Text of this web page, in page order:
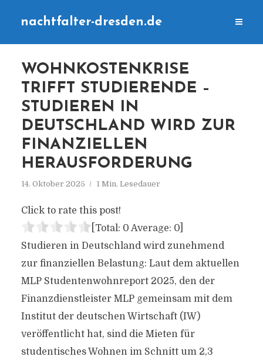
nachtfalter-dresden.de
WOHNKOSTENKRISE
TRIFFT STUDIERENDE –
STUDIEREN IN
DEUTSCHLAND WIRD ZUR
FINANZIELLEN
HERAUSFORDERUNG
14. Oktober 2025 1 Min. Lesedauer
Click to rate this post!
[Total: 0 Average: 0]
Studieren in Deutschland wird zunehmend
zur finanziellen Belastung: Laut dem aktuellen
MLP Studentenwohnreport 2025, den der
Finanzdienstleister MLP gemeinsam mit dem
Institut der deutschen Wirtschaft (IW)
veröffentlicht hat, sind die Mieten für
studentisches Wohnen im Schnitt um 2,3